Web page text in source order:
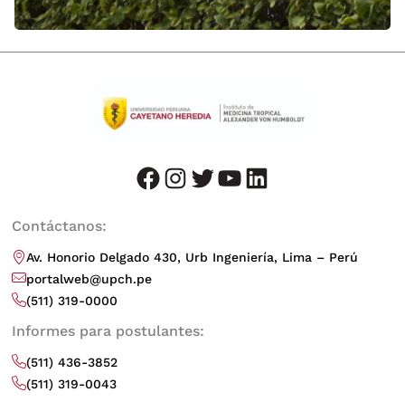
facebook instagram twitter youtube LinkedIn
Contáctanos:
Av. Honorio Delgado 430, Urb Ingeniería, Lima – Perú
portalweb@upch.pe
(511) 319-0000
Informes para postulantes:
(511) 436-3852
(511) 319-0043